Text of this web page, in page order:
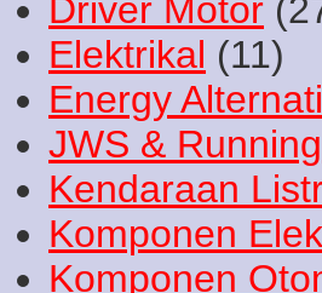
Driver Motor
Elektrikal (11)
Energy
JWS &
Kendaraan
Komponen
Komponen